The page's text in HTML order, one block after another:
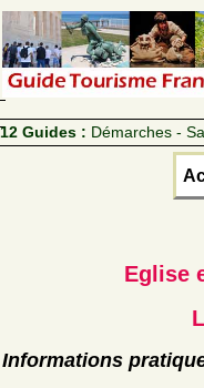
12 Guides : Démarches -
Eglise
Informations